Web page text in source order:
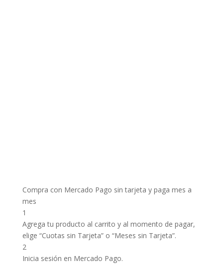
Compra con Mercado Pago sin tarjeta y paga mes a
mes
1
Agrega tu producto al carrito y al momento de pagar,
elige “Cuotas sin Tarjeta” o “Meses sin Tarjeta”.
2
Inicia sesión en Mercado Pago.